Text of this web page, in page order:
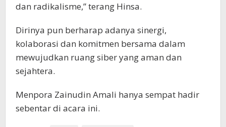
dan radikalisme,” terang Hinsa.
Dirinya pun berharap adanya sinergi,
kolaborasi dan komitmen bersama dalam
mewujudkan ruang siber yang aman dan
sejahtera.
Menpora Zainudin Amali hanya sempat hadir
sebentar di acara ini.